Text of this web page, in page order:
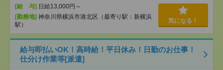
[給 与] 日給13,000円～
[勤務地] 神奈川県横浜市港北区（最寄り駅：新横浜
駅）
気になる！
給与即払いOK！高時給！平日休み！日勤のお仕事！
仕分け作業等[派遣]